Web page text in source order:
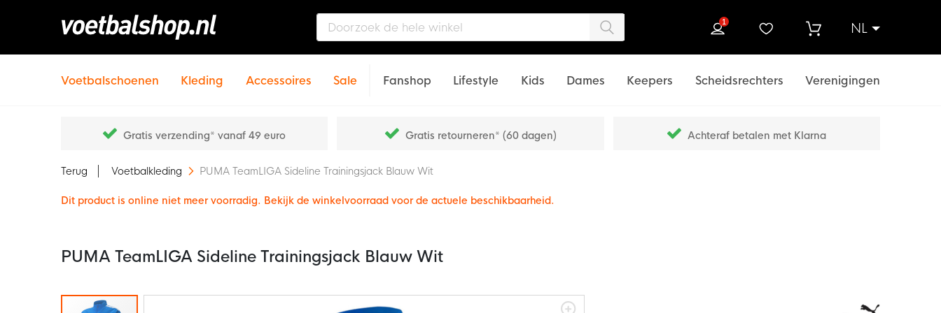
NL
1
Voetbalschoenen Kleding Accessoires Sale Fanshop Lifestyle Kids Dames Keepers Scheidsrechters Verenigingen
Gratis verzending* vanaf 49 euro Gratis retourneren* (60 dagen) Achteraf betalen met Klarna
Terug Voetbalkleding PUMA TeamLIGA Sideline Trainingsjack Blauw Wit
Dit product is online niet meer voorradig. Bekijk de winkelvoorraad voor de actuele beschikbaarheid.
PUMA TeamLIGA Sideline Trainingsjack Blauw Wit
Ga